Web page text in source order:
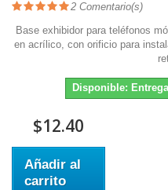
2 Comentario(s)
Base exhibidor para teléfonos
en acrílico, con orificio para
Disponible:
$12.40
Añadir al
carrito